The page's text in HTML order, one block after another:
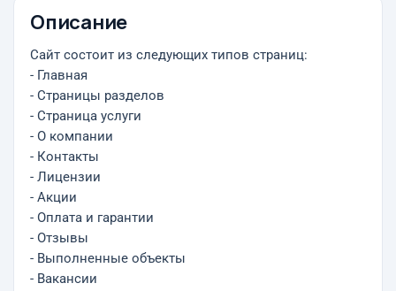
Описание
Сайт состоит из следующих типов страниц:
- Главная
- Страницы разделов
- Страница услуги
- О компании
- Контакты
- Лицензии
- Акции
- Оплата и гарантии
- Отзывы
- Выполненные объекты
- Вакансии